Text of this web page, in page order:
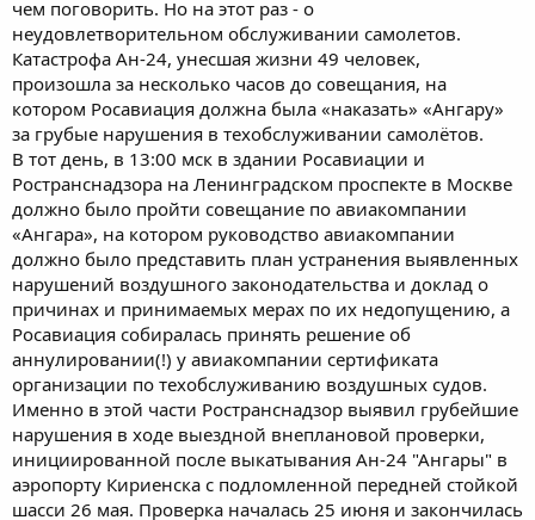
чем поговорить. Но на этот раз - о
неудовлетворительном обслуживании самолетов.
Катастрофа Ан-24, унесшая жизни 49 человек,
произошла за несколько часов до совещания, на
котором Росавиация должна была «наказать» «Ангару»
за грубые нарушения в техобслуживании самолётов.
В тот день, в 13:00 мск в здании Росавиации и
Ространснадзора на Ленинградском проспекте в Москве
должно было пройти совещание по авиакомпании
«Ангара», на котором руководство авиакомпании
должно было представить план устранения выявленных
нарушений воздушного законодательства и доклад о
причинах и принимаемых мерах по их недопущению, а
Росавиация собиралась принять решение об
аннулировании(!) у авиакомпании сертификата
организации по техобслуживанию воздушных судов.
Именно в этой части Ространснадзор выявил грубейшие
нарушения в ходе выездной внеплановой проверки,
инициированной после выкатывания Ан-24 "Ангары" в
аэропорту Кириенска с подломленной передней стойкой
шасси 26 мая. Проверка началась 25 июня и закончилась